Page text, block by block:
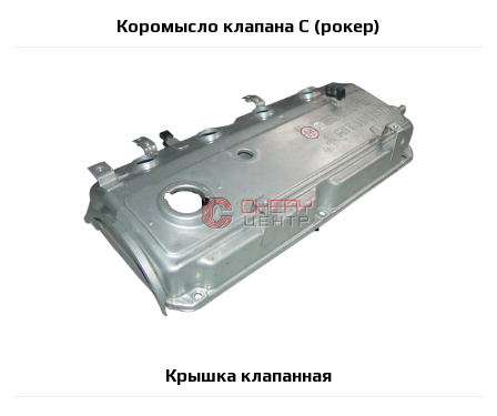
Коромысло клапана С (рокер)
Крышка клапанная